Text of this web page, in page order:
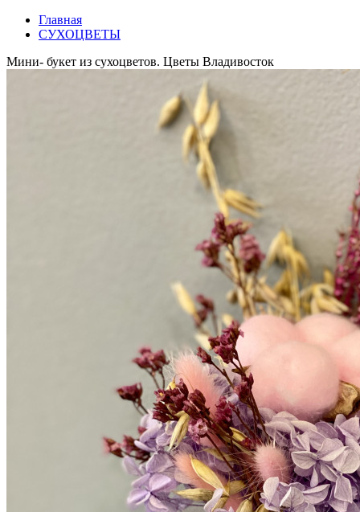
Главная
СУХОЦВЕТЫ
Мини- букет из сухоцветов. Цветы Владивосток